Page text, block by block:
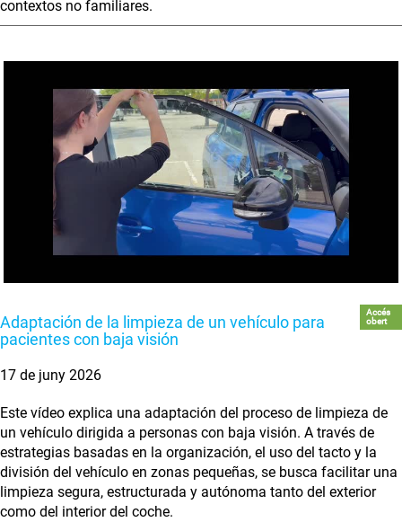
contextos no familiares.
Adaptación de la limpieza de un vehículo para
pacientes con baja visión
Accés
obert
17 de juny 2026
Este vídeo explica una adaptación del proceso de limpieza de
un vehículo dirigida a personas con baja visión. A través de
estrategias basadas en la organización, el uso del tacto y la
división del vehículo en zonas pequeñas, se busca facilitar una
limpieza segura, estructurada y autónoma tanto del exterior
como del interior del coche.